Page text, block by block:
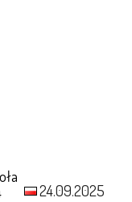
24.09.2025